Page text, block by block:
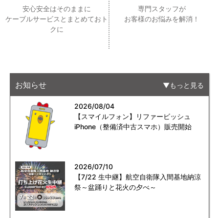
安心安全はそのままに
ケーブルサービスとまとめておト
クに
専門スタッフが
お客様のお悩みを解消！
お知らせ もっと見る
2026/08/04
【スマイルフォン】リファービッシュ
iPhone（整備済中古スマホ）販売開始
2026/07/10
【7/22 生中継】航空自衛隊入間基地納涼
祭～盆踊りと花火の夕べ～